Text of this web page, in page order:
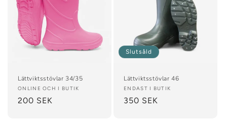
Lättviktsstövlar 34/35
Säljare:
ONLINE OCH I BUTIK
Ordinarie
200 SEK
Slutsåld
Lättviktsstövlar 46
Säljare:
ENDAST I BUTIK
Ordinarie
350 SEK